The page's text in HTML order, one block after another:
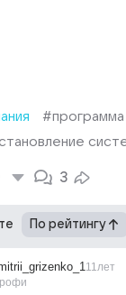
#программа
3
По рейтингу
11лет